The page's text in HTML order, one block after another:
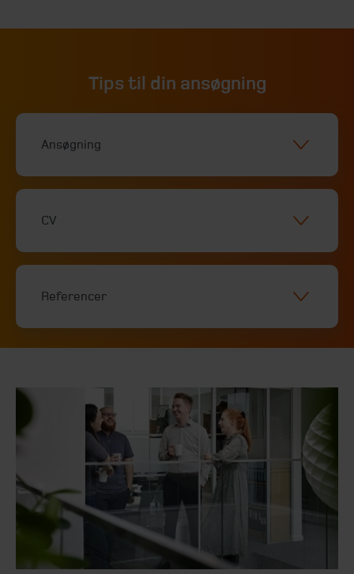
Tips til din ansøgning
Ansøgning
CV
Referencer